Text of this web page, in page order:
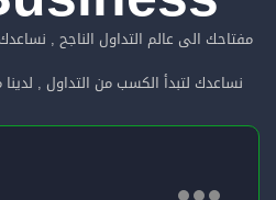
مفتاحك الى عالم التداول الناجح , نساعدك
نساعدك لتبدأ الكسب من التداول ,